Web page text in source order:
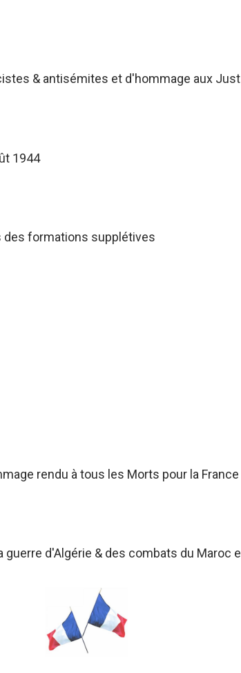
& antisémites et d'hommage aux
1944
des formations supplétives
rendu à tous les Morts pour la France
d'Algérie & des combats du Maroc